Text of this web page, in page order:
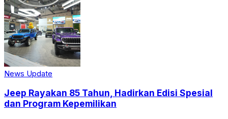
News Update
Jeep Rayakan 85 Tahun, Hadirkan Edisi Spesial
dan Program Kepemilikan